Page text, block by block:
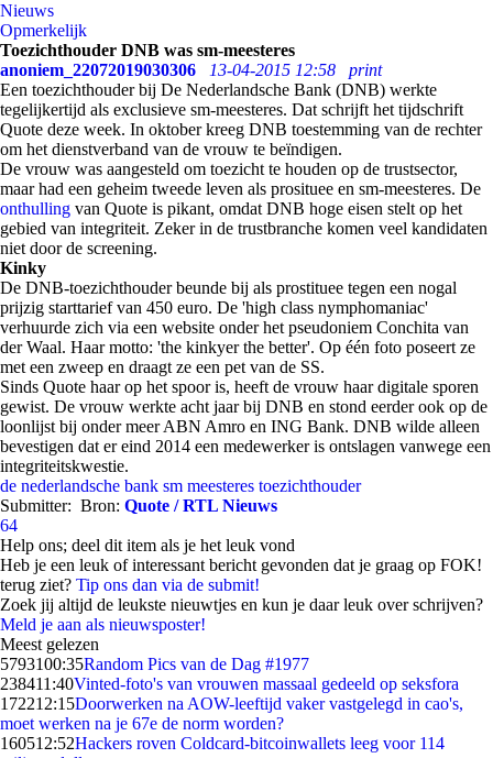
Nieuws
Opmerkelijk
Toezichthouder DNB was sm-meesteres
anoniem_22072019030306
13-04-2015 12:58
print
Een toezichthouder bij De Nederlandsche Bank (DNB) werkte
tegelijkertijd als exclusieve sm-meesteres. Dat schrijft het tijdschrift
Quote deze week. In oktober kreeg DNB toestemming van de rechter
om het dienstverband van de vrouw te beïndigen.
De vrouw was aangesteld om toezicht te houden op de trustsector,
maar had een geheim tweede leven als prosituee en sm-meesteres. De
onthulling van Quote is pikant, omdat DNB hoge eisen stelt op het
gebied van integriteit. Zeker in de trustbranche komen veel kandidaten
niet door de screening.
Kinky
De DNB-toezichthouder beunde bij als prostituee tegen een nogal
prijzig starttarief van 450 euro. De 'high class nymphomaniac'
verhuurde zich via een website onder het pseudoniem Conchita van
der Waal. Haar motto: 'the kinkyer the better'. Op één foto poseert ze
met een zweep en draagt ze een pet van de SS.
Sinds Quote haar op het spoor is, heeft de vrouw haar digitale sporen
gewist. De vrouw werkte acht jaar bij DNB en stond eerder ook op de
loonlijst bij onder meer ABN Amro en ING Bank. DNB wilde alleen
bevestigen dat er eind 2014 een medewerker is ontslagen vanwege een
integriteitskwestie.
de nederlandsche bank sm meesteres toezichthouder
Submitter: Bron: Quote / RTL Nieuws
64
Help ons; deel dit item als je het leuk vond
Heb je een leuk of interessant bericht gevonden dat je graag op FOK!
terug ziet? Tip ons dan via de submit!
Zoek jij altijd de leukste nieuwtjes en kun je daar leuk over schrijven?
Meld je aan als nieuwsposter!
Meest gelezen
5793100:35Random Pics van de Dag #1977
238411:40Vinted-foto's van vrouwen massaal gedeeld op seksfora
172212:15Doorwerken na AOW-leeftijd vaker vastgelegd in cao's,
moet werken na je 67e de norm worden?
160512:52Hackers roven Coldcard-bitcoinwallets leeg voor 114